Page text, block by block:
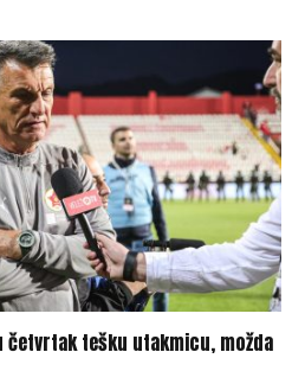
četvrtak tešku utakmicu, možda